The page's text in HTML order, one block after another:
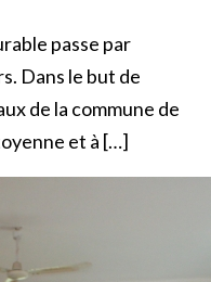
passe par
Dans le but de
de la commune de
et à […]